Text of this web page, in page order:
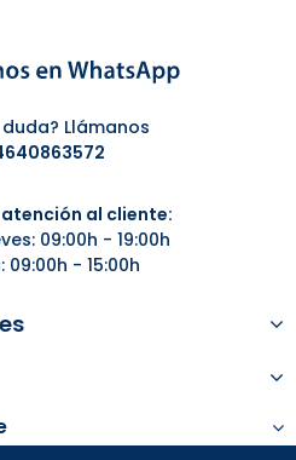
Llámanos
640863572
al cliente:
09:00h - 19:00h
09:00h - 15:00h